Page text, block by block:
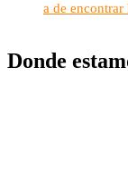
a de
Donde